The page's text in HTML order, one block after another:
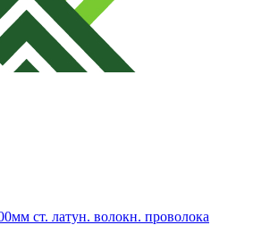
ст. латун. волокн. проволока